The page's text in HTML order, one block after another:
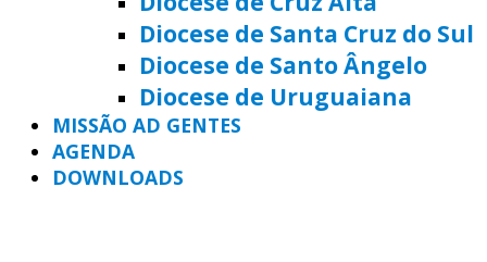
Diocese de Santa Cruz do Sul
Diocese de Santo Ângelo
Diocese de Uruguaiana
MISSÃO AD GENTES
AGENDA
DOWNLOADS